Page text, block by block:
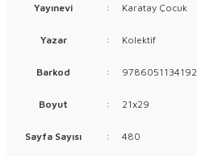
Yayınevi : Karatay Çocuk
Yazar : Kolektif
Barkod : 9786051134192
Boyut : 21x29
Sayfa Sayısı : 480